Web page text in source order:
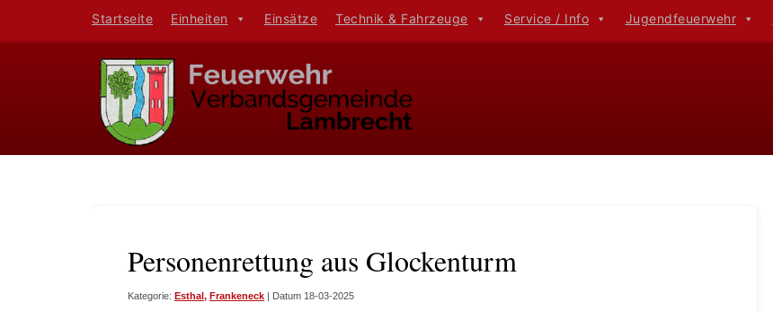
Startseite Einheiten Einsätze Technik & Fahrzeuge Service / Info Jugendfeuerwehr
Personenrettung aus Glockenturm
Kategorie: Esthal, Frankeneck | Datum 18-03-2025